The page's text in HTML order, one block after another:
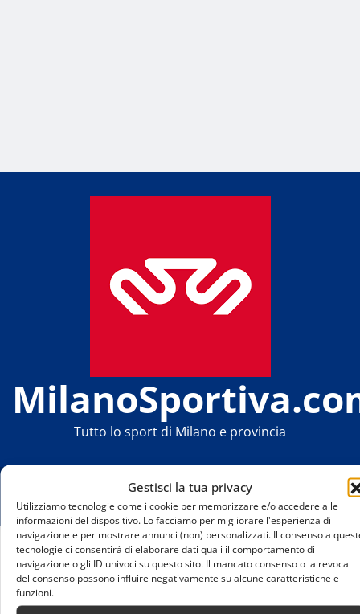
Gestisci la tua privacy
Utilizziamo tecnologie come i cookie per memorizzare e/o accedere alle
informazioni del dispositivo. Lo facciamo per migliorare l'esperienza di
navigazione e per mostrare annunci (non) personalizzati. Il consenso a
tecnologie ci consentirà di elaborare dati quali il comportamento di
navigazione o gli ID univoci su questo sito. Il mancato consenso o la revoca
del consenso possono influire negativamente su alcune caratteristiche e
funzioni.
Tutto lo sport di Milano e provincia
Home
Milan-Cremonese, big match a San Siro: info su
biglietti, prezzi e settori